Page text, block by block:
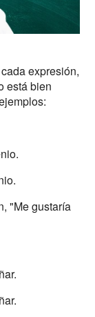
expresión,
está bien
"Me gustaría